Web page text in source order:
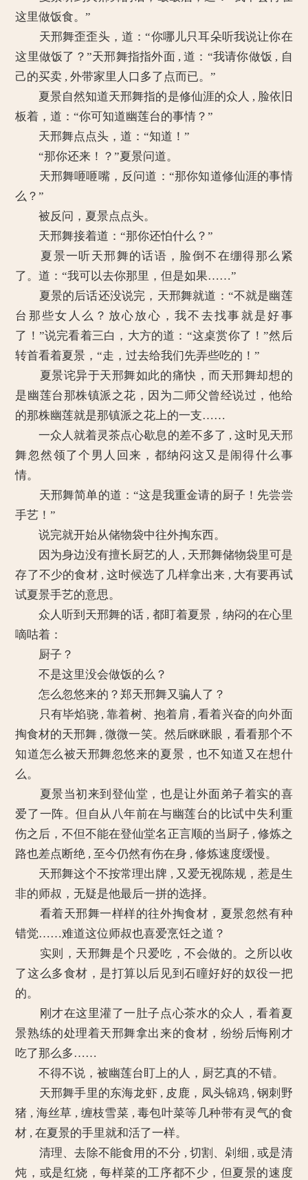
这里做饭食。”
天邢舞歪歪头，道：“你哪儿只耳朵听我说让你在
这里做饭了？”天邢舞指指外面 , 道：“我请你做饭 , 自
己的买卖 , 外带家里人口多了点而已。”
夏景自然知道天邢舞指的是修仙涯的众人 , 脸依旧
板着，道：“你可知道幽莲台的事情？”
天邢舞点点头，道：“知道！”
“那你还来！？”夏景问道。
天邢舞咂咂嘴，反问道：“那你知道修仙涯的事情
么？”
被反问，夏景点点头。
天邢舞接着道：“那你还怕什么？”
夏景一听天邢舞的话语，脸倒不在绷得那么紧
了。道：“我可以去你那里，但是如果……”
夏景的后话还没说完，天邢舞就道：“不就是幽莲
台那些女人么？放心放心，我不去找事就是好事
了！”说完看着三白，大方的道：“这桌赏你了！”然后
转首看着夏景，“走，过去给我们先弄些吃的！”
夏景诧异于天邢舞如此的痛快，而天邢舞却想的
是幽莲台那株镇派之花，因为二师父曾经说过，他给
的那株幽莲就是那镇派之花上的一支……
一众人就着灵茶点心歇息的差不多了 , 这时见天邢
舞忽然领了个男人回来，都纳闷这又是闹得什么事
情。
天邢舞简单的道：“这是我重金请的厨子！先尝尝
手艺！”
说完就开始从储物袋中往外掏东西。
因为身边没有擅长厨艺的人 , 天邢舞储物袋里可是
存了不少的食材 , 这时候选了几样拿出来 , 大有要再试
试夏景手艺的意思。
众人听到天邢舞的话 , 都盯着夏景，纳闷的在心里
嘀咕着：
厨子？
不是这里没会做饭的么？
怎么忽悠来的？郑天邢舞又骗人了？
只有毕焰骁 , 靠着树、抱着肩 , 看着兴奋的向外面
掏食材的天邢舞 , 微微一笑。然后眯眯眼，看看那个不
知道怎么被天邢舞忽悠来的夏景，也不知道又在想什
么。
夏景当初来到登仙堂，也是让外面弟子着实的喜
爱了一阵。但自从八年前在与幽莲台的比试中失利重
伤之后，不但不能在登仙堂名正言顺的当厨子 , 修炼之
路也差点断绝 , 至今仍然有伤在身 , 修炼速度缓慢。
天邢舞这个不按常理出牌 , 又爱无视陈规，惹是生
非的师叔，无疑是他最后一拼的选择。
看着天邢舞一样样的往外掏食材，夏景忽然有种
错觉……难道这位师叔也喜爱烹饪之道？
实则，天邢舞是个只爱吃，不会做的。之所以收
了这么多食材，是打算以后见到石瞳好好的奴役一把
的。
刚才在这里灌了一肚子点心茶水的众人，看着夏
景熟练的处理着天邢舞拿出来的食材，纷纷后悔刚才
吃了那么多……
不得不说，被幽莲台盯上的人，厨艺真的不错。
天邢舞手里的东海龙虾 , 皮鹿，凤头锦鸡 , 钢刺野
猪 , 海丝草 , 缠枝雪菜 , 毒包叶菜等几种带有灵气的食
材 , 在夏景的手里就和活了一样。
清理、去除不能食用的不分 , 切割、剁细 , 或是清
炖，或是红烧，每样菜的工序都不少，但夏景的速度